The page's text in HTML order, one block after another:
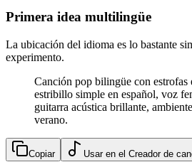
Primera idea multilingüe
La ubicación del idioma es lo bastante
experimento.
Canción pop bilingüe con estrofas
estribillo simple en español, voz
guitarra acústica brillante,
verano.
Copiar Usar en el Creador de